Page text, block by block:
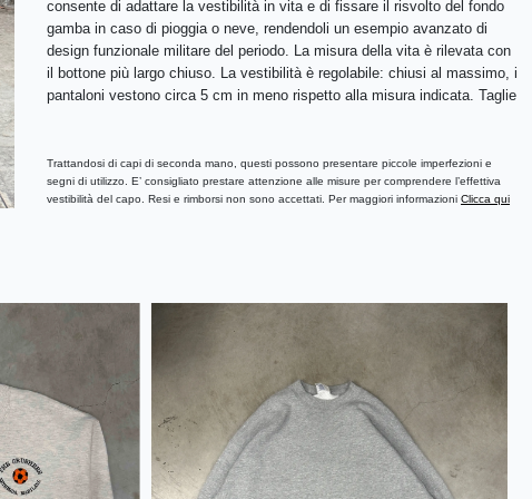
consente di adattare la vestibilità in vita e di fissare il risvolto del fondo
gamba in caso di pioggia o neve, rendendoli un esempio avanzato di
design funzionale militare del periodo. La misura della vita è rilevata con
il bottone più largo chiuso. La vestibilità è regolabile: chiusi al massimo, i
pantaloni vestono circa 5 cm in meno rispetto alla misura indicata. Taglie
in vita XL: 46 cm in vita Le misure riportate nella pagina prodotto sono
esemplificative di una taglia M.
Trattandosi di capi di seconda mano, questi possono presentare piccole imperfezioni e
segni di utilizzo. E’ consigliato prestare attenzione alle misure per comprendere l’effettiva
vestibilità del capo. Resi e rimborsi non sono accettati. Per maggiori informazioni Clicca qui